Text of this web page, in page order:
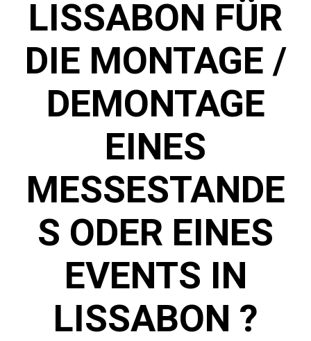
ISSABON FÜR D
IE MONTAGE / D
EMONTAGE E
INES M
ESSESTANDES
ODER EINES E
VENTS IN L
ISSABON ?